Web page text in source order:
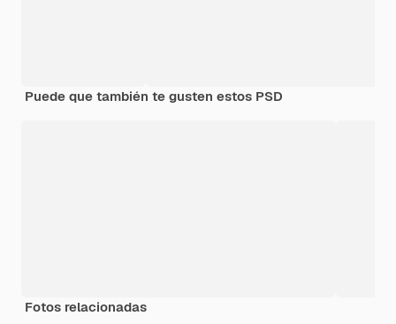
Puede que también te gusten estos PSD
Fotos relacionadas